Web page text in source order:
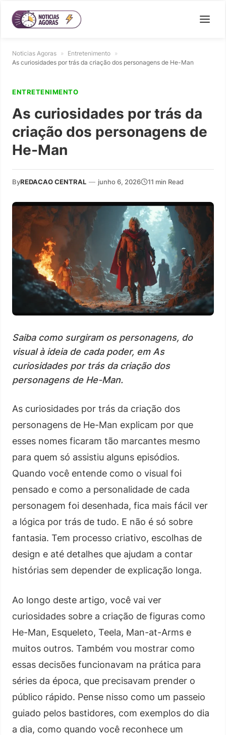
Noticias Agoras » Entretenimento »
As curiosidades por trás da criação dos personagens de He-Man
ENTRETENIMENTO
As curiosidades por trás da
criação dos personagens de
He-Man
ByREDACAO CENTRAL — junho 6, 2026 11 min Read
Saiba como surgiram os personagens, do
visual à ideia de cada poder, em As
curiosidades por trás da criação dos
personagens de He-Man.
As curiosidades por trás da criação dos
personagens de He-Man explicam por que
esses nomes ficaram tão marcantes mesmo
para quem só assistiu alguns episódios.
Quando você entende como o visual foi
pensado e como a personalidade de cada
personagem foi desenhada, fica mais fácil ver
a lógica por trás de tudo. E não é só sobre
fantasia. Tem processo criativo, escolhas de
design e até detalhes que ajudam a contar
histórias sem depender de explicação longa.
Ao longo deste artigo, você vai ver
curiosidades sobre a criação de figuras como
He-Man, Esqueleto, Teela, Man-at-Arms e
muitos outros. Também vou mostrar como
essas decisões funcionavam na prática para
séries da época, que precisavam prender o
público rápido. Pense nisso como um passeio
guiado pelos bastidores, com exemplos do dia
a dia, como quando você reconhece um